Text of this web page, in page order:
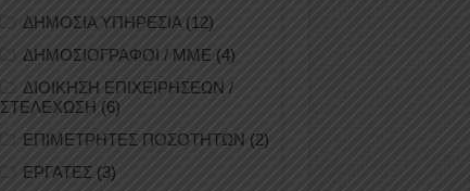
ΔΗΜΟΣΙΑ ΥΠΗΡΕΣΙΑ (12)
ΔΗΜΟΣΙΟΓΡΑΦΟΙ / ΜΜΕ (4)
ΔΙΟΙΚΗΣΗ ΕΠΙΧΕΙΡΗΣΕΩΝ /
ΣΤΕΛΕΧΩΣΗ (6)
ΕΠΙΜΕΤΡΗΤΕΣ ΠΟΣΟΤΗΤΩΝ (2)
ΕΡΓΑΤΕΣ (3)